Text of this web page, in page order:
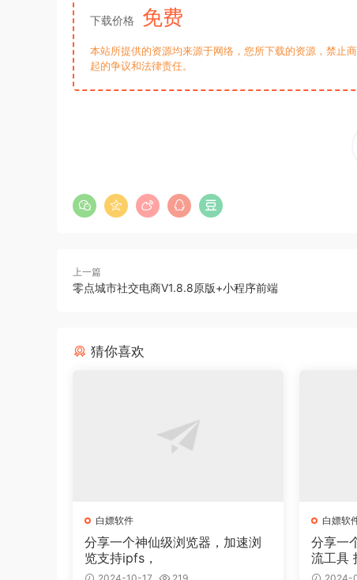
下载价格 免费
本站所提供的资源均来源于网络，您所下载的资源，禁止
起的争议和法律责任。
上一篇
零点城市社交电商V1.8.8原版+小程序前端
猜你喜欢
白嫖软件
分享一个神仙级浏览器，加速浏
览支持ipfs，
白嫖软
分享一
流工具 抖音截流软件 不封号 无
痕